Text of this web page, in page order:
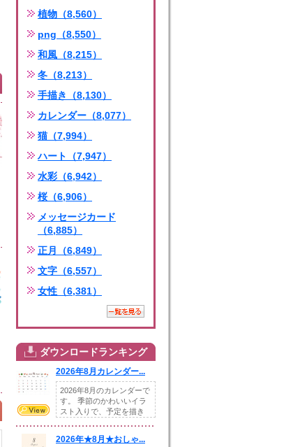
植物（8,560）
png（8,550）
和風（8,215）
冬（8,213）
手描き（8,130）
カレンダー（8,077）
猫（7,994）
ハート（7,947）
水彩（6,942）
桜（6,906）
メッセージカード
（6,885）
正月（6,849）
文字（6,557）
女性（6,381）
ダウンロードランキング
2026年8月カレンダー...
2026年8月のカレンダーで
す。 季節のかわいいイラ
スト入りで、予定を描き
2026年★8月★おしゃ...